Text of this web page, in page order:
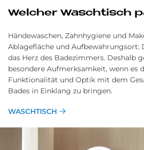
Welcher Waschtisch
Händewaschen, Zahnhygiene und
Ablage­fläche und Aufbewahrungsort:
das Herz des Bade­zimmers. Deshalb
besondere Aufmerksam­keit, wenn es
Funktionalität und Optik mit dem
Bades in Ein­klang zu bringen.
WASCHTISCH